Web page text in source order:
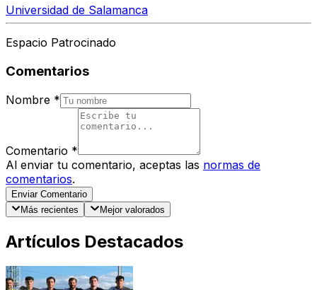
Universidad de Salamanca
Espacio Patrocinado
Comentarios
Nombre *
Comentario *
Al enviar tu comentario, aceptas las normas de
comentarios.
Enviar Comentario
Más recientes
Mejor valorados
Artículos Destacados